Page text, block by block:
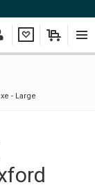
Ma Mon
- Large